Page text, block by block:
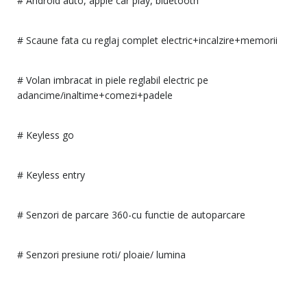
# Scaune fata cu reglaj complet electric+incalzire+memorii
# Volan imbracat in piele reglabil electric pe
adancime/inaltime+comezi+padele
# Keyless go
# Keyless entry
# Senzori de parcare 360-cu functie de autoparcare
# Senzori presiune roti/ ploaie/ lumina